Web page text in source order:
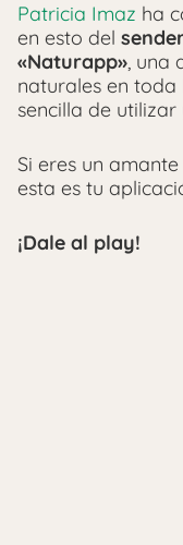
Patricia Imaz ha
en esto del
«Naturapp», una
naturales en toda
sencilla de utilizar
Si eres un
esta es tu
¡Dale al play!